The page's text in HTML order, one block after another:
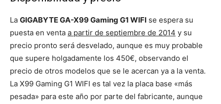
La GIGABYTE GA-X99 Gaming G1 WIFI se espera su
puesta en venta a partir de septiembre de 2014 y su
precio pronto será desvelado, aunque es muy probable
que supere holgadamente los 450€, observando el
precio de otros modelos que se le acercan ya a la venta.
La X99 Gaming G1 WIFI es tal vez la placa base «más
pesada» para este año por parte del fabricante, aunque